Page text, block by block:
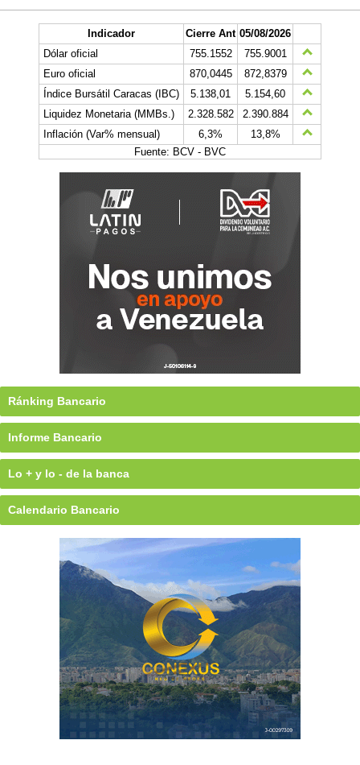
Indicador Cierre Ant 05/08/2026
Dólar oficial
755.1552
755.9001
Euro oficial
870,0445
872,8379
Índice Bursátil Caracas (IBC)
5.138,01
5.154,60
Liquidez Monetaria (MMBs.)
2.328.582
2.390.884
Inflación (Var% mensual)
6,3%
13,8%
Fuente: BCV - BVC
Ránking Bancario
Informe Bancario
Lo + y lo - de la banca
Calendario Bancario